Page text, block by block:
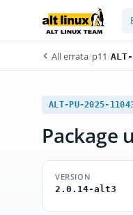
All errata/p11/
ALT-PU-2025-
Package
VERSION
2.0.14-alt3